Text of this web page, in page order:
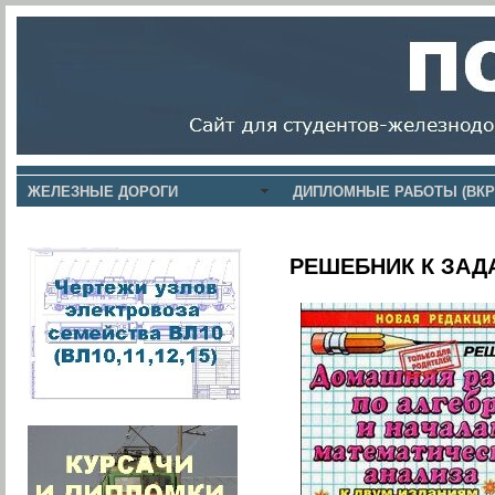
ЖЕЛЕЗНЫЕ ДОРОГИ ДИПЛОМНЫЕ РАБОТЫ
РЕШЕБНИК К